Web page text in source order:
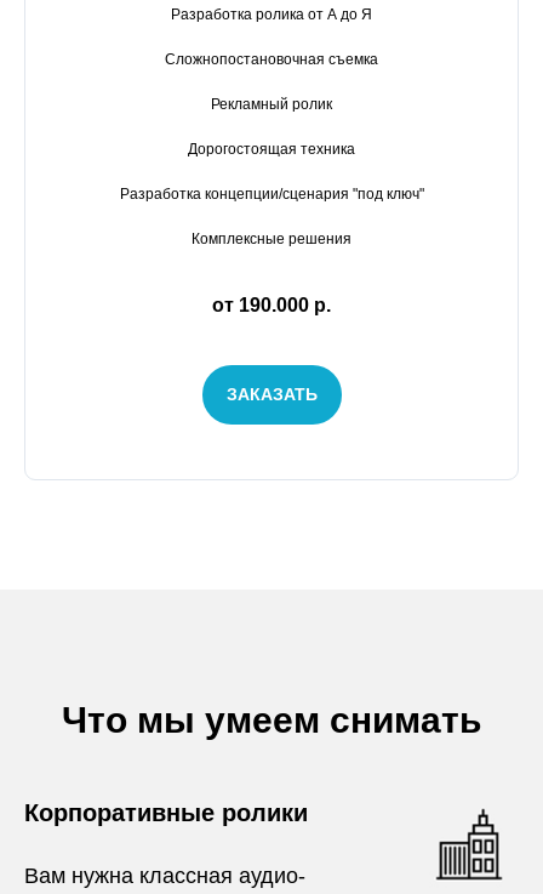
Разработка ролика от А до Я
Сложнопостановочная съемка
Рекламный ролик
Дорогостоящая техника
Разработка концепции/сценария "под ключ"
Комплексные решения
от 190.000 р.
ЗАКАЗАТЬ
Что мы умеем снимать
Корпоративные ролики
Вам нужна классная аудио-